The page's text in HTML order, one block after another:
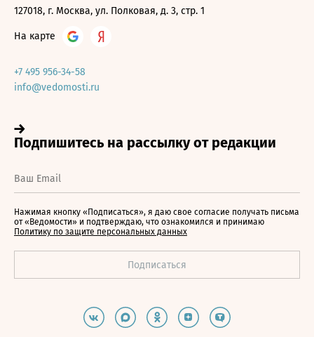
127018, г. Москва, ул. Полковая, д. 3, стр. 1
На карте
+7 495 956-34-58
info@vedomosti.ru
Нажимая кнопку «Подписаться», я даю свое согласие получать письма
от «Ведомости» и подтверждаю, что ознакомился и принимаю
Политику по защите персональных данных